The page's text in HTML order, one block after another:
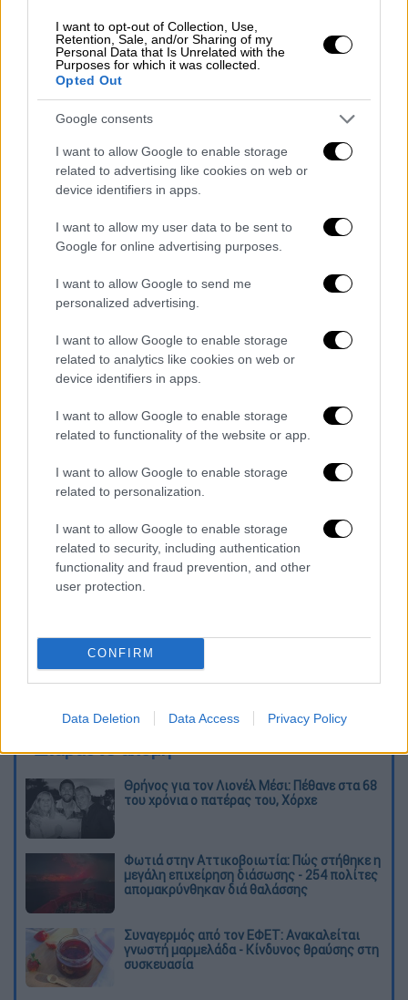
I want to opt-out of Collection, Use,
Retention, Sale, and/or Sharing of my
Personal Data that Is Unrelated with the
Purposes for which it was collected.
Opted Out
Google consents
I want to allow Google to enable storage
related to advertising like cookies on web or
device identifiers in apps.
I want to allow my user data to be sent to
Google for online advertising purposes.
I want to allow Google to send me
personalized advertising.
I want to allow Google to enable storage
related to analytics like cookies on web or
device identifiers in apps.
I want to allow Google to enable storage
related to functionality of the website or app.
I want to allow Google to enable storage
related to personalization.
I want to allow Google to enable storage
related to security, including authentication
functionality and fraud prevention, and other
user protection.
CONFIRM
Data Deletion Data Access Privacy Policy
ΣτοΜπνέι Μπρακ, διασώστες «προσέφεραν
τις πρώτες βοήθειες και διακόμισαν εννέα
τραυματίες» σε νοσοκομεία, μεταξύ των
οποίων «ένας 23χρονος που τραυματίστηκε
από θραύσματα» και «οκτώ άλλοι με
συμπεριλαμβανομένων έξι παιδιών»,
η ισραηλινή υπηρεσία που είναι αντίστοιχη
του Ερυθρού Σταυρού.
Σύμφωνα με την ίδια πηγή, τρεις άνθρωποι
τραυματίστηκαν εξαιτίας έκρηξης στην πόλη
Τα σχολιά σας δημοσιεύονται άμεσα με δική σας ευθύνη. Το
ΕΘΝΟΣ θα παρεμβαίνει και τα προσβλητικά σχόλια θα
καταχώρηση
Διαβάστε ακόμη
Θρήνος για τον Λιονέλ Μέσι: Πέθανε στα 68
του χρόνια ο πατέρας του, Χόρχε
Φωτιά στην Αττικοβοιωτία: Πώς στήθηκε η
μεγάλη επιχείρηση διάσωσης - 254 πολίτες
απομακρύνθηκαν διά θαλάσσης
Συναγερμός από τον ΕΦΕΤ: Ανακαλείται
γνωστή μαρμελάδα - Κίνδυνος θραύσης στη
συσκευασία